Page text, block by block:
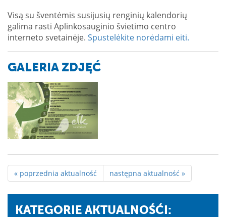
Visą su šventėmis susijusių renginių kalendorių
galima rasti Aplinkosauginio švietimo centro
interneto svetainėje. Spustelėkite norėdami eiti.
GALERIA ZDJĘĆ
« poprzednia aktualność następna aktualność »
KATEGORIE AKTUALNOŚĆI: